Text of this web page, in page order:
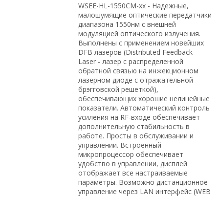
WSEE-HL-1550CM-xx - Надежные,
малошумящие оптические передатчики
диапазона 1550нм с внешней
модуляцией оптического излучения.
Выполнены с применением новейших
DFB лазеров (Distributed Feedback
Laser - лазер с распределенной
обратной связью на инжекционном
лазерном диоде с отражательной
брэгговской решеткой),
обеспечивающих хорошие нелинейные
показатели. Автоматический контроль
усиления на RF-входе обеспечивает
дополнительную стабильность в
работе. Просты в обслуживании и
управлении. Встроенный
микропроцессор обеспечивает
удобство в управлении, дисплей
отображает все настраиваемые
параметры. Возможно дистанционное
управление через LAN интерфейс (WEB